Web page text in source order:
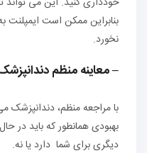
بنابراین ممکن است ایمپلنت
نخورد.
– معاینه منظم
با مراجعه منظم، دندانپزشک
بهبودی همانطور که باید در
دیگری برای شما دارد یا نه.